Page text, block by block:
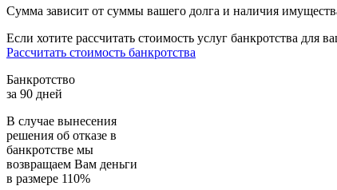
Сумма зависит от суммы вашего долга и наличия
Если хотите рассчитать стоимость услуг банкротства для
Рассчитать стоимость банкротства
Банкротство
за 90 дней
В случае вынесения
решения об отказе в
банкротстве мы
возвращаем Вам деньги
в размере 110%